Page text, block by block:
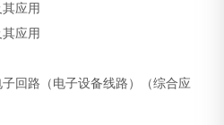
应用
应用
回路（电子设备线路）（综合应